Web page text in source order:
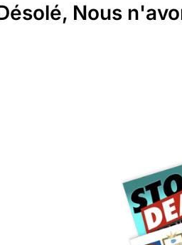
Nous